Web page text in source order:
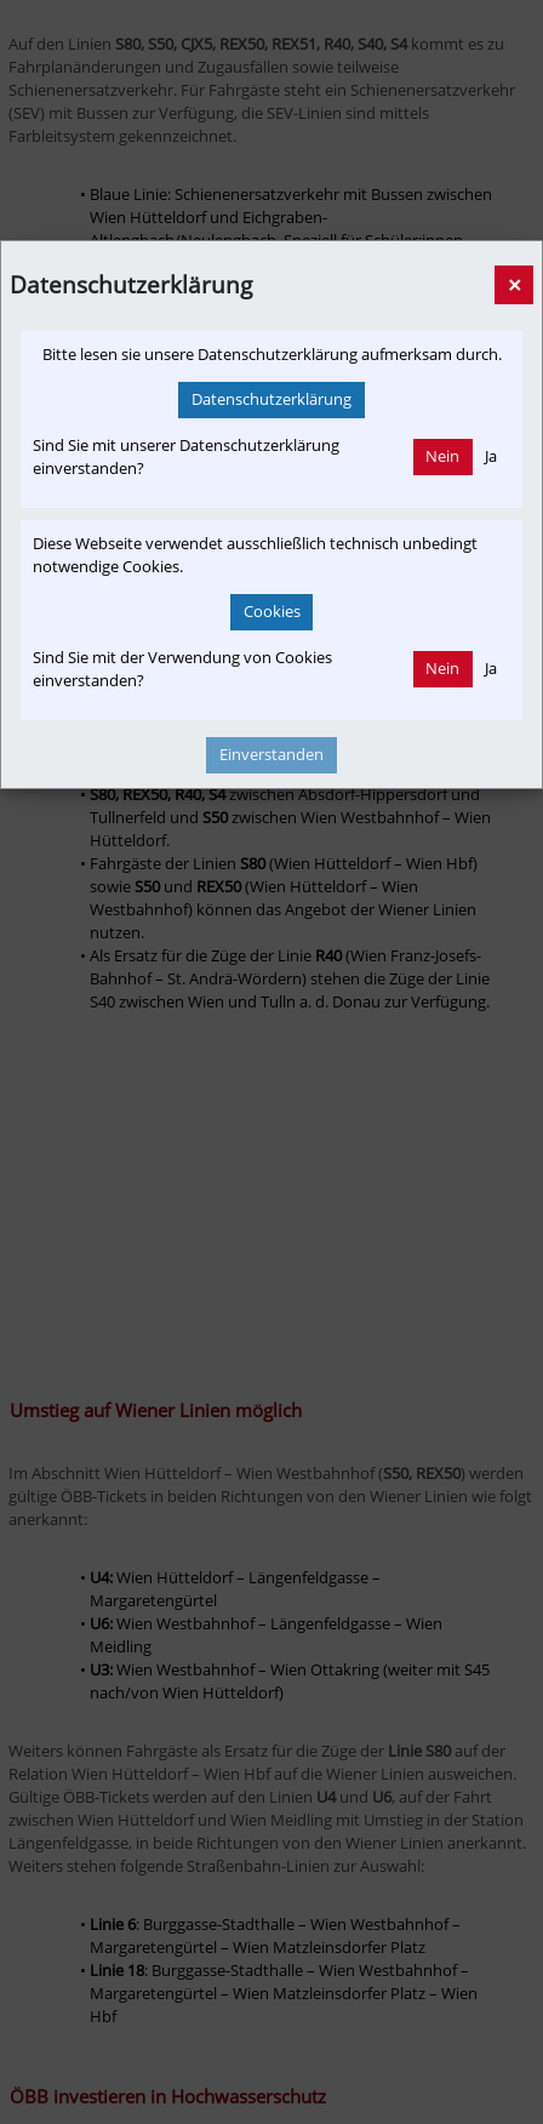
Auf den Linien S80, S50, CJX5, REX50, REX51, R40, S40, S4 kommt es zu
Fahrplanänderungen und Zugausfällen sowie teilweise
Schienenersatzverkehr. Für Fahrgäste steht ein Schienenersatzverkehr
(SEV) mit Bussen zur Verfügung, die SEV-Linien sind mittels
Farbleitsystem gekennzeichnet.
Blaue Linie: Schienenersatzverkehr mit Bussen zwischen
Wien Hütteldorf und Eichgraben-
Altlengbach/Neulengbach. Speziell für Schüler:innen
Morgenstunden zwischen Wien Westbahnhof –
Rekawinkel in beide Richtungen. Aufgrund der Umleitung
zusätzlichen Züge im Nahverkehr möglich.
Grüne Linie: Als temporärer Ersatz für den CJX5 fahren
Direktbusse Wien Hütteldorf – Tullnerfeld in beide
Richtungen. In Tullnerfeld stehen Fahrgästen weiters die
Busse des Schienenersatzverkehrs (rote und gelbe Linie)
bis St. Pölten bzw. Tulln a. d. Donau Bahnhof zur
weniger als einer halben Stunde erreichbar.
Rote Linie: Schienenersatzverkehr mit Bussen Tulln a. d.
Gelbe Linie: Als Ersatz für die Linie S40 von Tulln a. d.
Donau über Traismauer nach St. Pölten Hbf fahren
Busse.
S80, REX50, R40, S4 zwischen Absdorf-Hippersdorf und
Tullnerfeld und S50 zwischen Wien Westbahnhof – Wien
Hütteldorf.
Fahrgäste der Linien S80 (Wien Hütteldorf – Wien Hbf)
sowie S50 und REX50 (Wien Hütteldorf – Wien
Westbahnhof) können das Angebot der Wiener Linien
nutzen.
Als Ersatz für die Züge der Linie R40 (Wien Franz-Josefs-
Bahnhof – St. Andrä-Wördern) stehen die Züge der Linie
S40 zwischen Wien und Tulln a. d. Donau zur Verfügung.
Umstieg auf Wiener Linien möglich
Im Abschnitt Wien Hütteldorf – Wien Westbahnhof (S50, REX50) werden
gültige ÖBB-Tickets in beiden Richtungen von den Wiener Linien wie folgt
anerkannt:
U4: Wien Hütteldorf – Längenfeldgasse –
Margaretengürtel
U6: Wien Westbahnhof – Längenfeldgasse – Wien
Meidling
U3: Wien Westbahnhof – Wien Ottakring (weiter mit S45
nach/von Wien Hütteldorf)
Weiters können Fahrgäste als Ersatz für die Züge der Linie S80 auf der
Relation Wien Hütteldorf – Wien Hbf auf die Wiener Linien ausweichen.
Gültige ÖBB-Tickets werden auf den Linien U4 und U6, auf der Fahrt
zwischen Wien Hütteldorf und Wien Meidling mit Umstieg in der Station
Längenfeldgasse, in beide Richtungen von den Wiener Linien anerkannt.
Weiters stehen folgende Straßenbahn-Linien zur Auswahl:
Linie 6: Burggasse-Stadthalle – Wien Westbahnhof –
Margaretengürtel – Wien Matzleinsdorfer Platz
Linie 18: Burggasse-Stadthalle – Wien Westbahnhof –
Margaretengürtel – Wien Matzleinsdorfer Platz – Wien
Hbf
ÖBB investieren in Hochwasserschutz
Datenschutzerklärung ×
Bitte lesen sie unsere Datenschutzerklärung aufmerksam durch.
Datenschutzerklärung
Sind Sie mit unserer Datenschutzerklärung
einverstanden?
Nein Ja
Diese Webseite verwendet ausschließlich technisch unbedingt
notwendige Cookies.
Cookies
Sind Sie mit der Verwendung von Cookies
einverstanden?
Nein Ja
Einverstanden